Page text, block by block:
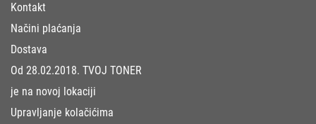
Kontakt
Načini plaćanja
Dostava
Od 28.02.2018. TVOJ TONER
je na novoj lokaciji
Upravljanje kolačićima